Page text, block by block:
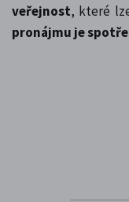
veřejnost, které
pronájmu je